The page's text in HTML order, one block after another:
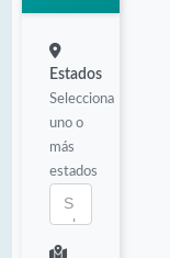
Estados
Selecciona
uno o
más
estados